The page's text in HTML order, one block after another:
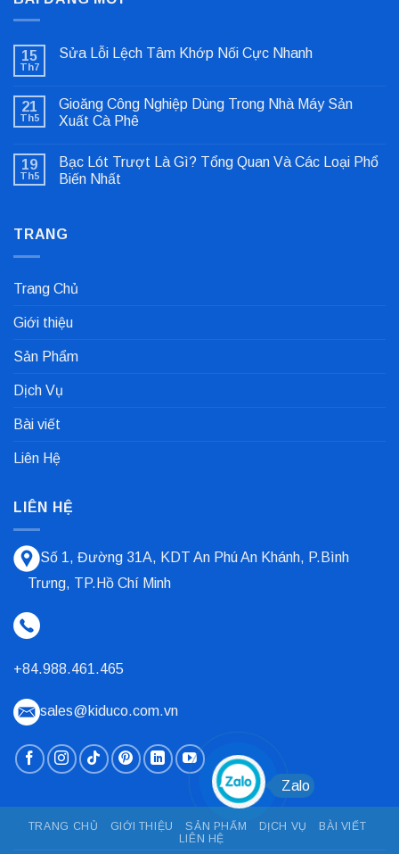
15
Th7
Sửa Lỗi Lệch Tâm Khớp Nối Cực Nhanh
luận
ở
Sửa
Tâm
Khớp
Nối
21
Th5
Gioăng Công Nghiệp Dùng Trong Nhà Máy Sản
Xuất Cà Phê
bình
luận
ở
Dùng
Xuất
19
Th5
Bạc Lót Trượt Là Gì? Tổng Quan Và Các Loại Phổ
Biến Nhất
luận
Là
Quan
Các
Loại
Nhất
TRANG
Trang Chủ
Giới thiệu
Sản Phẩm
Dịch Vụ
Bài viết
Liên Hệ
LIÊN HỆ
Số 1, Đường 31A, KDT An Phú An Khánh, P.Bình
Trưng, TP.Hồ Chí Minh
+84.988.461.465
sales@kiduco.com.vn
TRANG CHỦ GIỚI THIỆU SẢN PHẨM DỊCH VỤ
BÀI VIẾT
LIÊN HỆ
Zalo